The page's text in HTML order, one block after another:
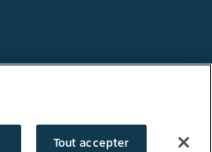
Tout accepter